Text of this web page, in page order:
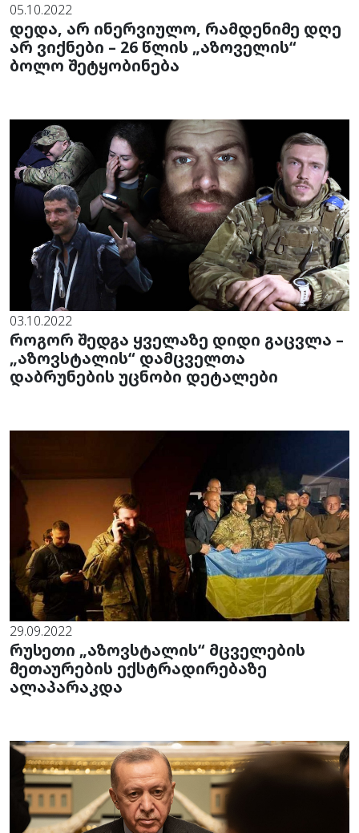
05.10.2022
დედა, არ ინერვიულო, რამდენიმე დღე
არ ვიქნები – 26 წლის „აზოველის“
ბოლო შეტყობინება
03.10.2022
როგორ შედგა ყველაზე დიდი გაცვლა –
„აზოვსტალის“ დამცველთა
დაბრუნების უცნობი დეტალები
29.09.2022
რუსეთი „აზოვსტალის“ მცველების
მეთაურების ექსტრადირებაზე
ალაპარაკდა